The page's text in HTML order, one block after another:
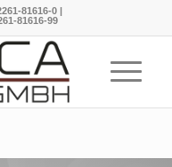
81616-0|
81616-99